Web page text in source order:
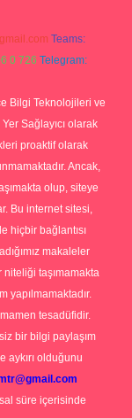
Teams:
0 726 Telegram:
Bilgi Teknolojileri ve
Sağlayıcı olarak
proaktif olarak
Ancak,
olup, siteye
Bu internet sitesi,
hiçbir bağlantısı
makaleler
taşımamakta
yapılmamaktadır.
tesadüfidir.
bir bilgi paylaşım
aykırı olduğunu
süre içerisinde